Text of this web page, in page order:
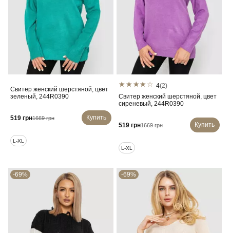
Свитер женский шерстяной, цвет
зеленый, 244R0390
519 грн1669 грн Купить
L-XL
4(2)
Свитер женский шерстяной, цвет
сиреневый, 244R0390
519 грн1669 грн Купить
L-XL
-69% -69%